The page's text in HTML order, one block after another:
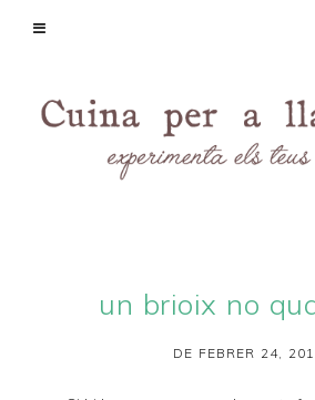
un brioix no
DE FEBRER 24,